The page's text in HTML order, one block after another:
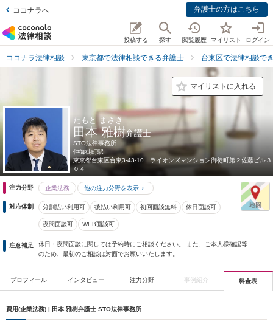
ココナラへ 弁護士の方はこちら
投稿する 探す 閲覧履歴 マイリスト ログイン
ココナラ法律相談 東京都で法律相談できる弁護士 台東区で法律相談で
マイリストに入れる
たもと まさき
田本 雅樹弁護士
STO法律事務所
仲御徒町駅
東京都台東区台東3-43-10 ライオンズマンション御徒町第２佐藤ビル３
０４
注力分野 企業法務 他の注力分野を表示
対応体制 分割払い利用可 後払い利用可 初回面談無料 休日面談可
夜間面談可 WEB面談可
注意補足
休日・夜間面談に関しては予約時にご相談ください。 また、ご本人様確認等
のため、最初のご相談は対面でお願いいたします。
プロフィール インタビュー 注力分野 事例紹介 料金表
費用(企業法務) | 田本 雅樹弁護士 STO法律事務所